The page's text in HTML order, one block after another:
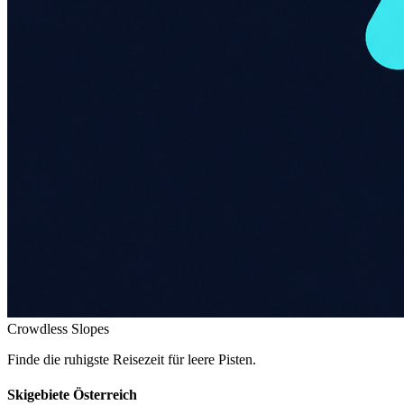
Crowdless Slopes
Finde die ruhigste Reisezeit für leere Pisten.
Skigebiete Österreich